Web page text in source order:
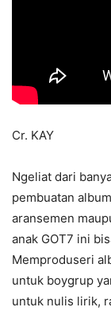
Cr. KAY
Ngeliat dari
pembuatan
aransemen
anak GOT7 ini
Memproduseri
untuk boygrup
untuk nulis lirik,